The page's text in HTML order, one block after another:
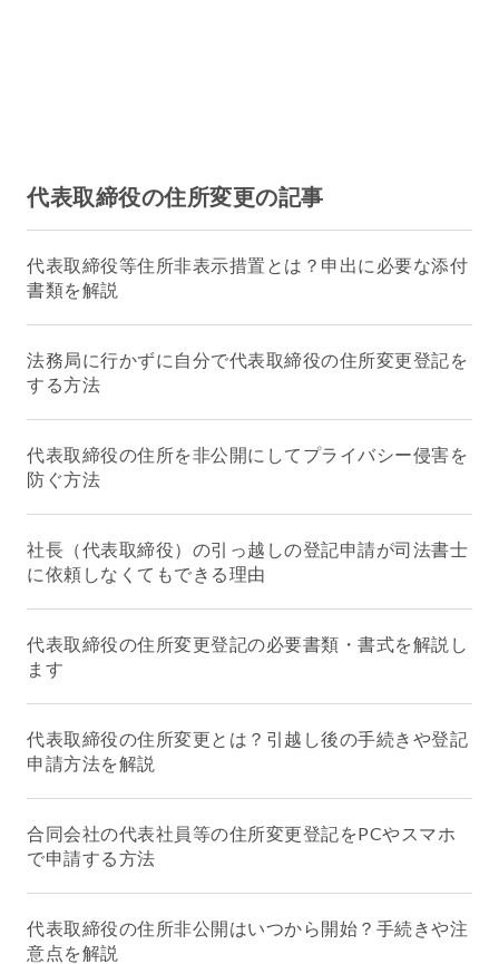
代表取締役の住所変更の記事
代表取締役等住所非表示措置とは？申出に必要な添付
書類を解説
法務局に行かずに自分で代表取締役の住所変更登記を
する方法
代表取締役の住所を非公開にしてプライバシー侵害を
防ぐ方法
社長（代表取締役）の引っ越しの登記申請が司法書士
に依頼しなくてもできる理由
代表取締役の住所変更登記の必要書類・書式を解説し
ます
代表取締役の住所変更とは？引越し後の手続きや登記
申請方法を解説
合同会社の代表社員等の住所変更登記をPCやスマホ
で申請する方法
代表取締役の住所非公開はいつから開始？手続きや注
意点を解説